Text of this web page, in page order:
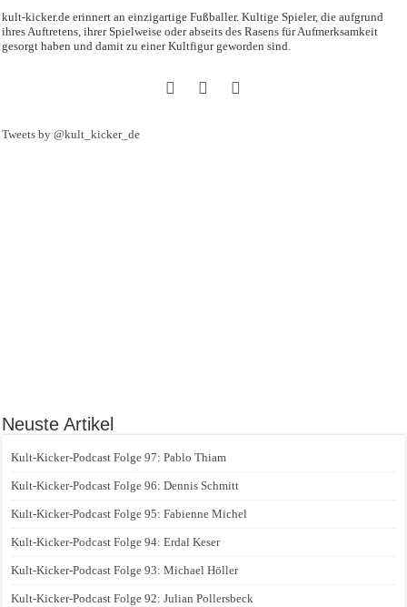
kult-kicker.de erinnert an einzigartige Fußballer. Kultige Spieler, die aufgrund
ihres Auftretens, ihrer Spielweise oder abseits des Rasens für Aufmerksamkeit
gesorgt haben und damit zu einer Kultfigur geworden sind.
Tweets by @kult_kicker_de
Neuste Artikel
Kult-Kicker-Podcast Folge 97: Pablo Thiam
Kult-Kicker-Podcast Folge 96: Dennis Schmitt
Kult-Kicker-Podcast Folge 95: Fabienne Michel
Kult-Kicker-Podcast Folge 94: Erdal Keser
Kult-Kicker-Podcast Folge 93: Michael Höller
Kult-Kicker-Podcast Folge 92: Julian Pollersbeck